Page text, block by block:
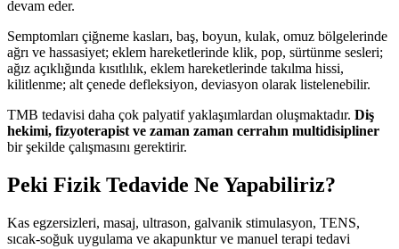
devam eder.
Semptomları çiğneme kasları, baş, boyun, kulak, omuz bölgelerinde
ağrı ve hassasiyet; eklem hareketlerinde klik, pop, sürtünme sesleri;
ağız açıklığında kısıtlılık, eklem hareketlerinde takılma hissi,
kilitlenme; alt çenede defleksiyon, deviasyon olarak listelenebilir.
TMB tedavisi daha çok palyatif yaklaşımlardan oluşmaktadır. Diş
hekimi, fizyoterapist ve zaman zaman cerrahın multidisipliner
bir şekilde çalışmasını gerektirir.
Peki Fizik Tedavide Ne Yapabiliriz?
Kas egzersizleri, masaj, ultrason, galvanik stimulasyon, TENS,
sıcak-soğuk uygulama ve akapunktur ve manuel terapi tedavi